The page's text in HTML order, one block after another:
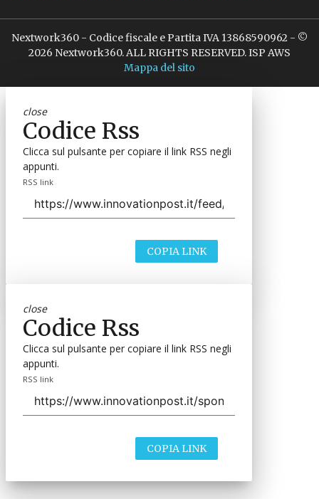
Nextwork360 - Codice fiscale e Partita IVA 13868590962 - ©
2026 Nextwork360. ALL RIGHTS RESERVED. ISP AWS
Mappa del sito
close
Codice Rss
Clicca sul pulsante per copiare il link RSS negli
appunti.
RSS link
COPIA LINK
close
Codice Rss
Clicca sul pulsante per copiare il link RSS negli
appunti.
RSS link
COPIA LINK